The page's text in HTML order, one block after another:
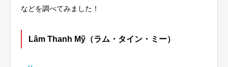
などを調べてみました！
Lâm Thanh Mỹ（ラム・タイン・ミー）